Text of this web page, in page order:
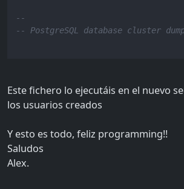
--
-- PostgreSQL database cluster
Este fichero lo ejecutáis en el nuevo
los usuarios creados
Y esto es todo, feliz programming!!
Saludos
Alex.